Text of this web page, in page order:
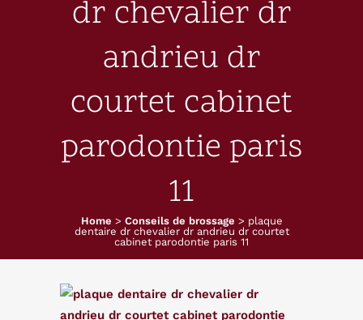
dr chevalier dr
andrieu dr
courtet cabinet
parodontie paris
11
Home > Conseils de brossage > plaque
dentaire dr chevalier dr andrieu dr courtet
cabinet parodontie paris 11